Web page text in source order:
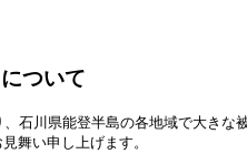
ついて
石川県能登半島の各地域で大きな
舞い申し上げます。